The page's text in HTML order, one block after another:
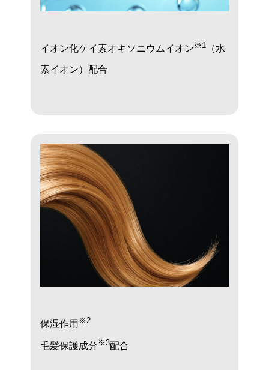
イオン化ケイ素オキソニウムイオン ※1（水
素イオン）配合
保湿作用 ※2
毛髪保護成分 ※3配合